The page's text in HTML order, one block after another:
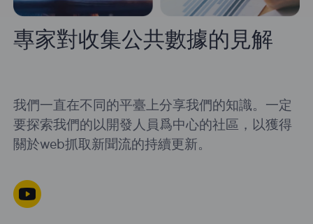
專家對收集公共數據的見解
我們一直在不同的平臺上分享我們的知識。一定
要探索我們的以開發人員爲中心的社區，以獲得
關於web抓取新聞流的持續更新。